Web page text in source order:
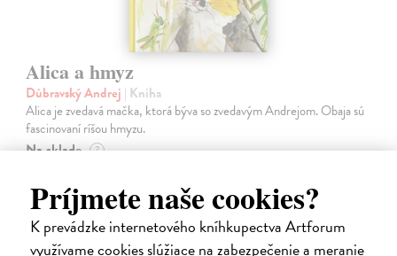
Príjmete naše cookies?
K prevádzke internetového kníhkupectva Artforum
využívame cookies slúžiace na zabezpečenie a meranie
Alica a hmyz
Dúbravský Andrej | Kniha
Alica je zvedavá mačka, ktorá býva so zvedavým Andrejom. Obaja sú
fascinovaní ríšou hmyzu.
Na sklade ?
28,03 €
28,90 € ?